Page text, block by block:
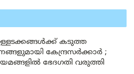
കടുത്ത
കേന്ദ്രസർക്കാർ ;
ഭേദഗതി വരുത്തി